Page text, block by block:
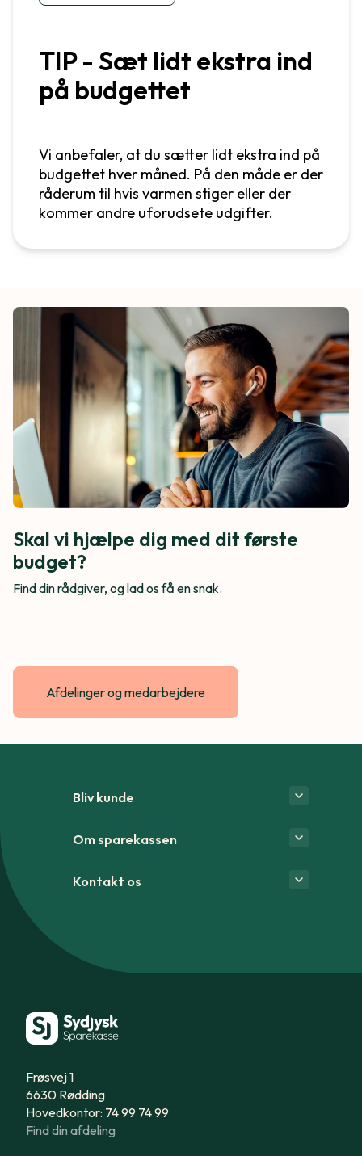
TIP - Sæt lidt ekstra ind
på budgettet
Vi anbefaler, at du sætter lidt ekstra ind på
budgettet hver måned. På den måde er der
råderum til hvis varmen stiger eller der
kommer andre uforudsete udgifter.
Skal vi hjælpe dig med dit første
budget?
Find din rådgiver, og lad os få en snak.
Afdelinger og medarbejdere
Bliv kunde
Om sparekassen
Kontakt os
Frøsvej 1
6630 Rødding
Hovedkontor: 74 99 74 99
Find din afdeling